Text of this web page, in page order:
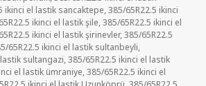
ikinci el lastik sancaktepe,385/65R22.5 ikinci
ikinci el lastik şile,385/65R22.5 ikinci el
ikinci el lastik şirinevler,385/65R22.5
65R22.5 ikinci el lastik sultanbeyli,
sultangazi,385/65R22.5 ikinci el lastik
el lastik ümraniye,385/65R22.5 ikinci el